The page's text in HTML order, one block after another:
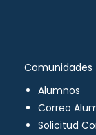
Comunidades
Alumnos
Correo
Solicitud